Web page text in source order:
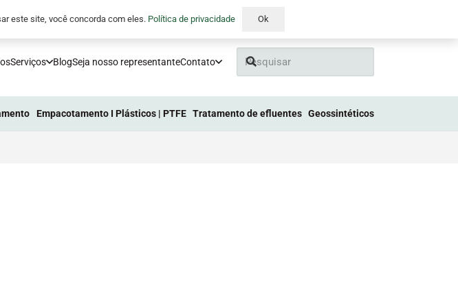
Serviços BlogSeja nosso representanteContato
Empacotamento I Plásticos | PTFE Tratamento de efluentes Geossintéticos
este site, você concorda com eles. Política de privacidade Ok